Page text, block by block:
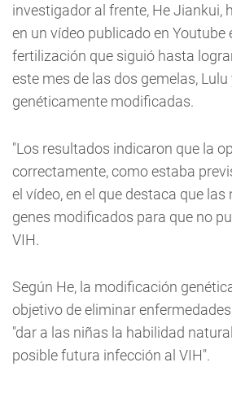
investigador al frente, He Jiankui,
en un vídeo publicado en Youtube
fertilización que siguió hasta
este mes de las dos gemelas, Lulu
genéticamente modificadas.
"Los resultados indicaron que la
correctamente, como estaba
el vídeo, en el que destaca que las
genes modificados para que no
VIH.
Según He, la modificación
objetivo de eliminar
"dar a las niñas la habilidad
posible futura infección al VIH".